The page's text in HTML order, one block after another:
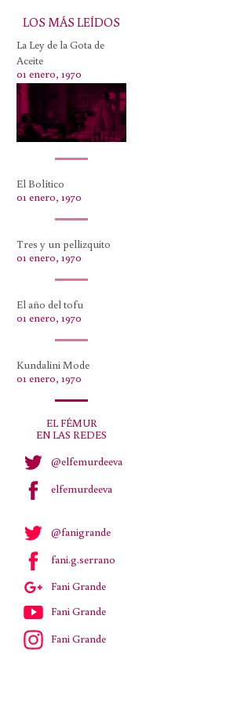
LOS MÁS LEÍDOS
La Ley de la Gota de
Aceite
01 enero, 1970
El Bolítico
01 enero, 1970
Tres y un pellizquito
01 enero, 1970
El año del tofu
01 enero, 1970
Kundalini Mode
01 enero, 1970
EL FÉMUR
EN LAS REDES
@elfemurdeeva
elfemurdeeva
@fanigrande
fani.g.serrano
Fani Grande
Fani Grande
Fani Grande